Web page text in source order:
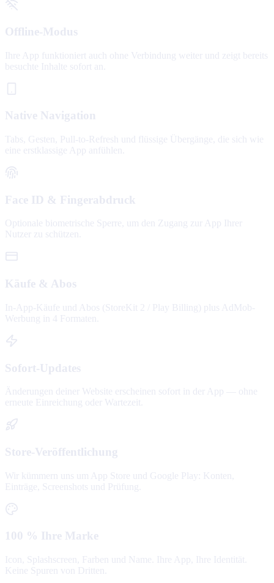
Offline-Modus
Ihre App funktioniert auch ohne Verbindung weiter und zeigt bereits
besuchte Inhalte sofort an.
Native Navigation
Tabs, Gesten, Pull-to-Refresh und flüssige Übergänge, die sich wie
eine erstklassige App anfühlen.
Face ID & Fingerabdruck
Optionale biometrische Sperre, um den Zugang zur App Ihrer
Nutzer zu schützen.
Käufe & Abos
In-App-Käufe und Abos (StoreKit 2 / Play Billing) plus AdMob-
Werbung in 4 Formaten.
Sofort-Updates
Änderungen deiner Website erscheinen sofort in der App — ohne
erneute Einreichung oder Wartezeit.
Store-Veröffentlichung
Wir kümmern uns um App Store und Google Play: Konten,
Einträge, Screenshots und Prüfung.
100 % Ihre Marke
Icon, Splashscreen, Farben und Name. Ihre App, Ihre Identität.
Keine Spuren von Dritten.